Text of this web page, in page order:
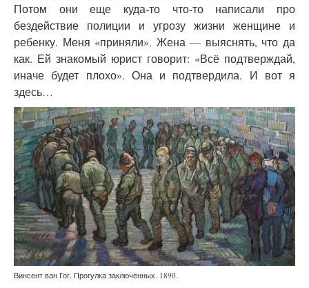
Потом они еще куда-то что-то написали про
бездействие полиции и угрозу жизни женщине и
ребенку. Меня «приняли». Жена — выяснять, что да
как. Ей знакомый юрист говорит: «Всё подтверждай,
иначе будет плохо». Она и подтвердила. И вот я
здесь…
Винсент ван Гог. Прогулка заключённых. 1890.